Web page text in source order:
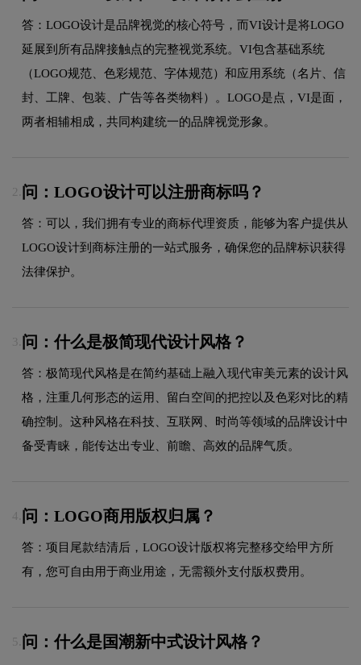
答：LOGO设计是品牌视觉的核心符号，而VI设计是将LOGO
延展到所有品牌接触点的完整视觉系统。VI包含基础系统
（LOGO规范、色彩规范、字体规范）和应用系统（名片、信
封、工牌、包装、广告等各类物料）。LOGO是点，VI是面，
两者相辅相成，共同构建统一的品牌视觉形象。
2. 问：LOGO设计可以注册商标吗？
答：可以，我们拥有专业的商标代理资质，能够为客户提供从
LOGO设计到商标注册的一站式服务，确保您的品牌标识获得
法律保护。
3. 问：什么是极简现代设计风格？
答：极简现代风格是在简约基础上融入现代审美元素的设计风
格，注重几何形态的运用、留白空间的把控以及色彩对比的精
确控制。这种风格在科技、互联网、时尚等领域的品牌设计中
备受青睐，能传达出专业、前瞻、高效的品牌气质。
4. 问：LOGO商用版权归属？
答：项目尾款结清后，LOGO设计版权将完整移交给甲方所
有，您可自由用于商业用途，无需额外支付版权费用。
5. 问：什么是国潮新中式设计风格？